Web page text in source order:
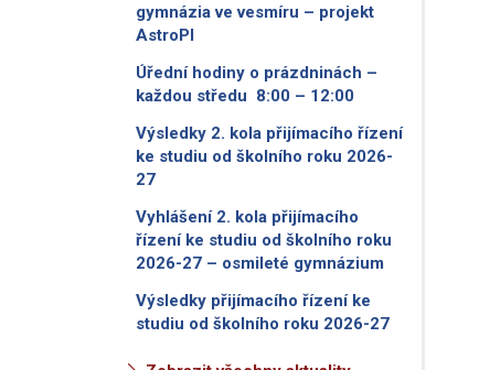
gymnázia ve vesmíru – projekt
AstroPI
Úřední hodiny o prázdninách –
každou středu 8:00 – 12:00
Výsledky 2. kola přijímacího řízení
ke studiu od školního roku 2026-
27
Vyhlášení 2. kola přijímacího
řízení ke studiu od školního roku
2026-27 – osmileté gymnázium
Výsledky přijímacího řízení ke
studiu od školního roku 2026-27